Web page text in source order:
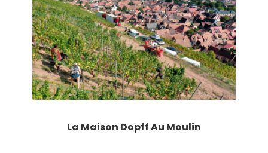
La Maison Dopff Au Moulin